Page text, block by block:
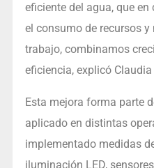
eficiente del agua, que
el consumo de recursos
trabajo, combinamos
eficiencia, explicó
Esta mejora forma parte
aplicado en distintas
implementado medidas
iluminación LED,